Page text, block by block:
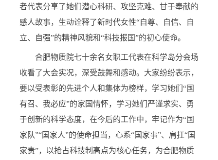
者代表分享了她们潜心科研、攻坚克难、甘于奉献的
感人故事，生动诠释了新时代女性“自尊、自信、自
立、自强”的精神风貌和“科技报国”的初心使命。
合肥物质院七十余名女职工代表在科学岛分会场
收看了大会实况，深受鼓舞和感动。大家纷纷表示，
要以受表彰的先进个人和集体为榜样，学习她们“国
有召、我必应”的家国情怀，学习她们严谨求实、勇
于创新的科学态度，在今后的工作中，牢记作为“国
家队”“国家人”的使命担当，心系“国家事”、肩扛“国
家责”，以抢占科技制高点为核心任务，为合肥物质